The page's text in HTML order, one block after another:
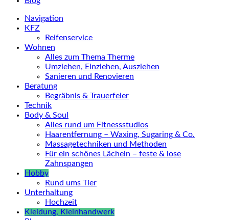
Navigation
KFZ
Reifenservice
Wohnen
Alles zum Thema Therme
Umziehen, Einziehen, Ausziehen
Sanieren und Renovieren
Beratung
Begräbnis & Trauerfeier
Technik
Body & Soul
Alles rund um Fitnessstudios
Haarentfernung – Waxing, Sugaring & Co.
Massagetechniken und Methoden
Für ein schönes Lächeln – feste & lose
Zahnspangen
Hobby
Rund ums Tier
Unterhaltung
Hochzeit
Kleidung, Kleinhandwerk